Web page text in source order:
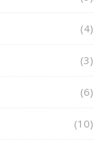
(4)
(3)
(6)
(10)